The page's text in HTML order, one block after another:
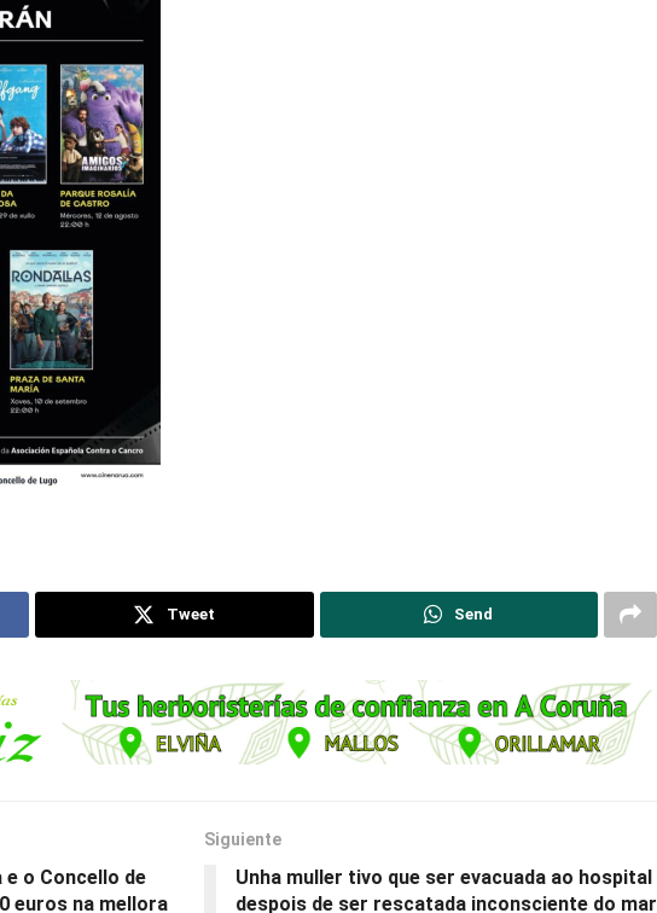
Tweet Send
e o Concello de
euros na mellora
Siguiente
Unha muller tivo que ser evacuada ao hospital
despois de ser rescatada inconsciente do mar